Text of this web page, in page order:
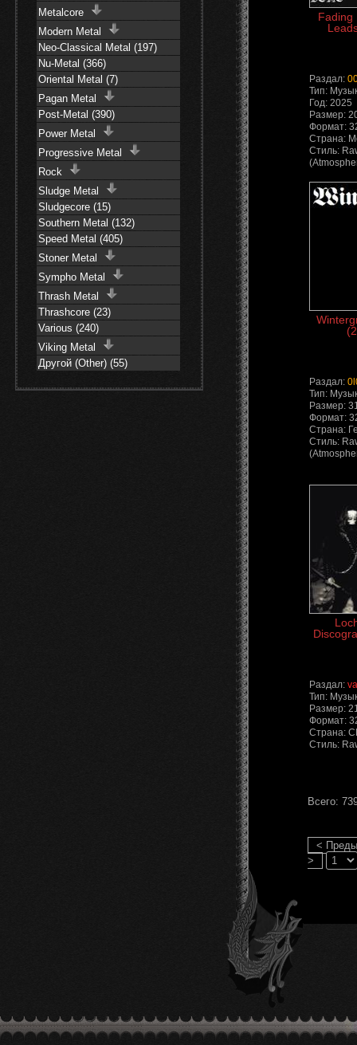
Metalcore
Modern Metal
Neo-Classical Metal (197)
Nu-Metal (366)
Oriental Metal (7)
Pagan Metal
Post-Metal (390)
Power Metal
Progressive Metal
Rock
Sludge Metal
Sludgecore (15)
Southern Metal (132)
Speed Metal (405)
Stoner Metal
Sympho Metal
Thrash Metal
Thrashcore (23)
Various (240)
Viking Metal
Другой (Other) (55)
Fading
Раздал:
Тип:
Год: 2025
Размер:
Формат:
Страна:
Стиль:
Раздал:
Тип:
Размер:
Формат:
Страна:
Стиль:
Раздал:
Тип:
Размер:
Формат:
Страна:
Стиль:
Всего:
<
>